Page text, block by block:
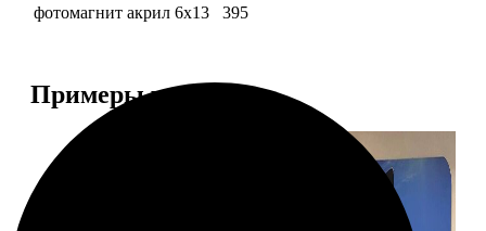
фотомагнит акрил 6х13
395
Примеры работ